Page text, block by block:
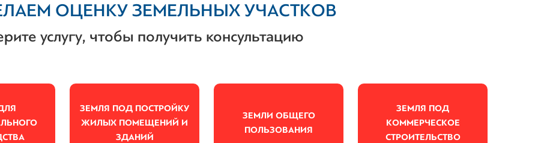
ОЦЕНКУ ЗЕМЕЛЬНЫХ УЧАСТКОВ
услугу, чтобы получить консультацию
ЗЕМЛЯ ПОД ПОСТРОЙКУ
ЖИЛЫХ ПОМЕЩЕНИЙ И
ЗДАНИЙ
ЗЕМЛИ ОБЩЕГО
ПОЛЬЗОВАНИЯ
ЗЕМЛЯ ПОД
КОММЕРЧЕСКОЕ
СТРОИТЕЛЬСТВО